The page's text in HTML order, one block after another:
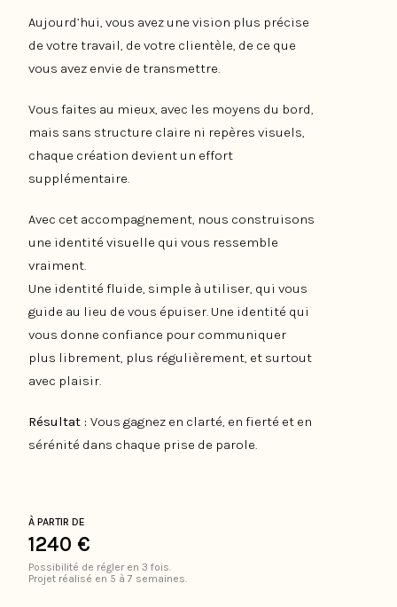
Aujourd’hui, vous avez une vision plus précise
de votre travail, de votre clientèle, de ce que
vous avez envie de transmettre.
Vous faites au mieux, avec les moyens du bord,
mais sans structure claire ni repères visuels,
chaque création devient un effort
supplémentaire.
Avec cet accompagnement, nous construisons
une identité visuelle qui vous ressemble
vraiment.
Une identité fluide, simple à utiliser, qui vous
guide au lieu de vous épuiser. Une identité qui
vous donne confiance pour communiquer
plus librement, plus régulièrement, et surtout
avec plaisir.
Résultat :Vous gagnez en clarté, en fierté et en
sérénité dans chaque prise de parole.
À PARTIR DE
1240 €
Possibilité de régler en 3 fois.
Projet réalisé en 5 à 7 semaines.